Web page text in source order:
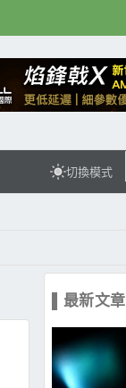
切換模式
▌最新文章